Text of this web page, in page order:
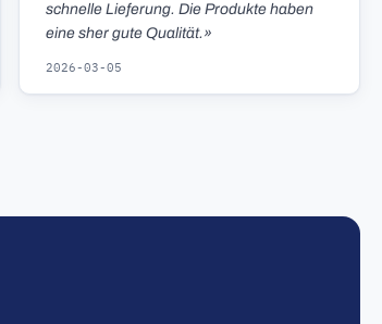
schnelle Lieferung. Die Produkte haben
eine sher gute Qualität.»
2026-03-05